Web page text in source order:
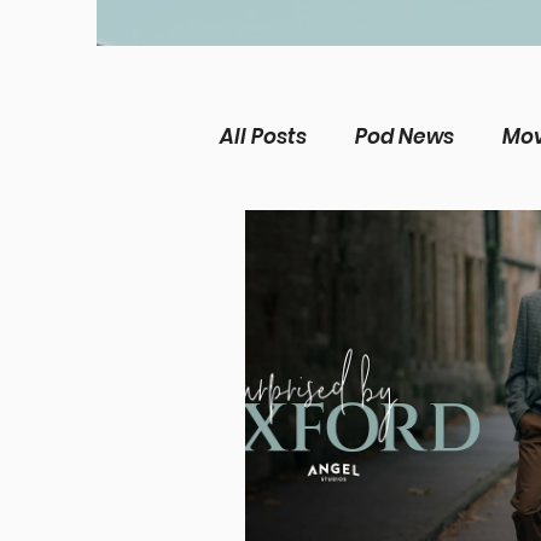
All Posts Pod News
The Chosen Music
Christian living
Theological Issues
Película Cristiana